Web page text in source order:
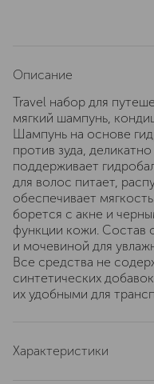
Описание
Travel набор для
мягкий шампунь,
Шампунь на основе
против зуда,
поддерживает
для волос питает,
обеспечивает
борется с акне и
функции кожи. Состав
и мочевиной для
Все средства не
синтетических
их удобными для
Характеристики